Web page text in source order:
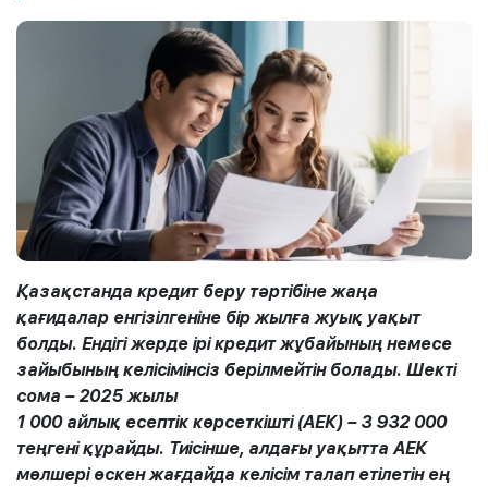
Қазақстанда кредит беру тәртібіне жаңа
қағидалар енгізілгеніне бір жылға жуық уақыт
болды. Ендігі жерде ірі кредит жұбайының немесе
зайыбының келісімінсіз берілмейтін болады. Шекті
сома – 2025 жылы
1 000 айлық есептік көрсеткішті (АЕК) – 3 932 000
теңгені құрайды. Тиісінше, алдағы уақытта АЕК
мөлшері өскен жағдайда келісім талап етілетін ең